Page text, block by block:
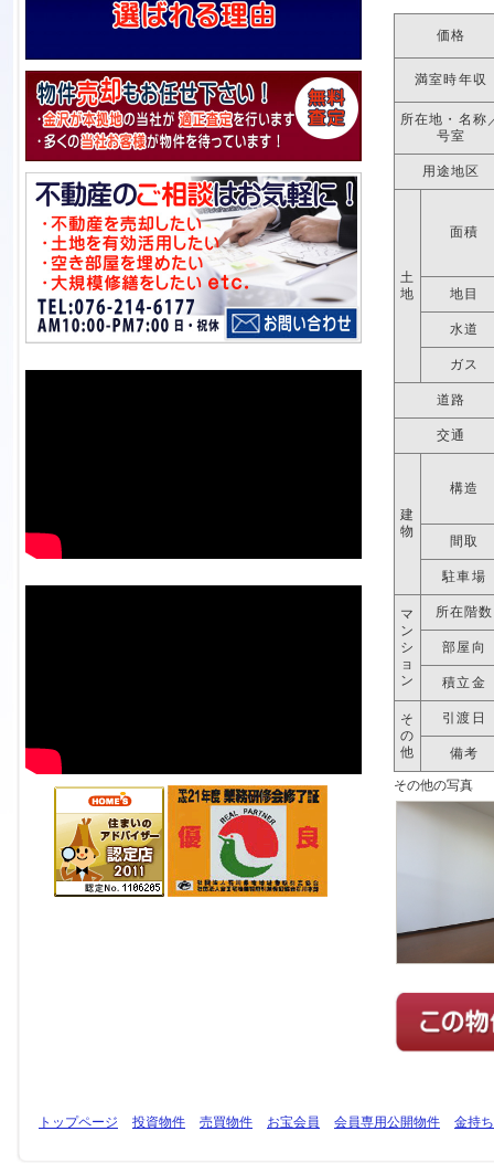
価格
満室時年収
所在地・名称
号室
用途地区
土
地
面積
地目
水道
ガス
道路
交通
建
物
構造
間取
駐車場
マ
ン
シ
ョ
ン
所在階数
部屋向
積立金
そ
の
他
引渡日
備考
その他の写真
トップページ 投資物件 売買物件 お宝会員 会員専用公開物件 金持